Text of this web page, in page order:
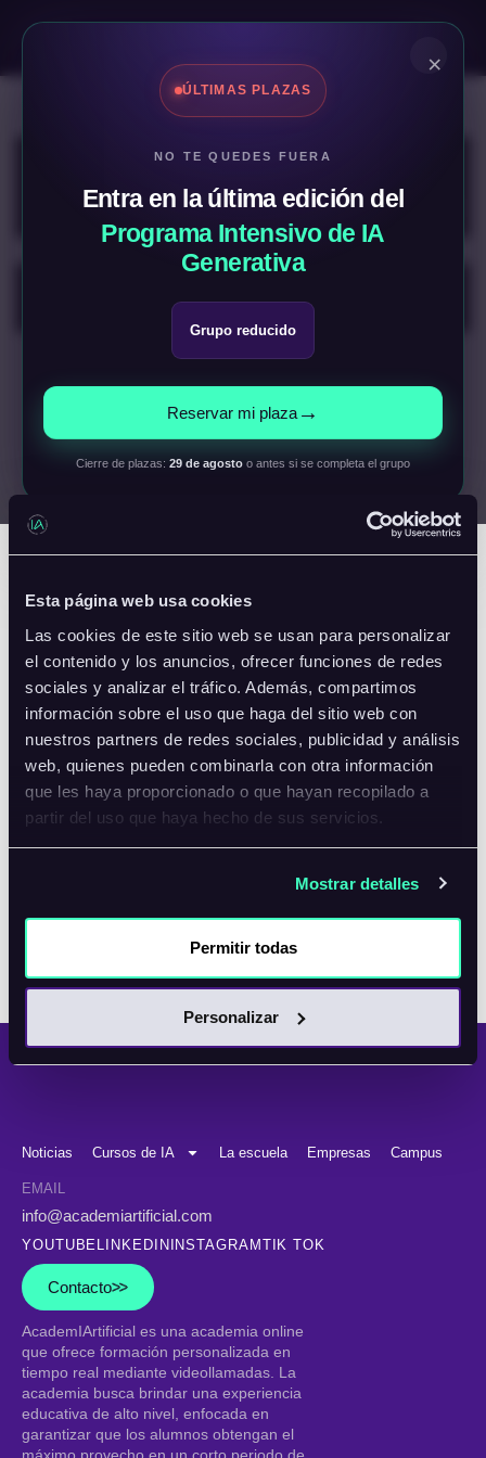
Esta página web usa cookies
Las cookies de este sitio web se usan para personalizar
el contenido y los anuncios, ofrecer funciones de redes
sociales y analizar el tráfico. Además, compartimos
información sobre el uso que haga del sitio web con
nuestros partners de redes sociales, publicidad y análisis
web, quienes pueden combinarla con otra información
que les haya proporcionado o que hayan recopilado a
partir del uso que haya hecho de sus servicios.
Mostrar detalles
Permitir todas
Personalizar
×
ÚLTIMAS PLAZAS
NO TE QUEDES FUERA
Entra en la última edición del
Programa Intensivo de IA
Generativa
Grupo reducido
Reservar mi plaza→
Cierre de plazas: 29 de agosto o antes si se completa el grupo
DÍAS HORAS MINUTOS SEGUNDOS
Introducción al curso, conceptos y
fundamentos de la IA (4)
Stefany Correa
January 28, 2026 @7:00 pm
Categoría:
Edición 4
Duración:
2 hours 0 minutes
Current Timezone:
: La cuenta atrás del tiempo se
muestra en base a tu zona horaria local.
Noticias Cursos de IA La escuela Empresas Campus
EMAIL
info@academiartificial.com
YOUTUBE LINKEDIN INSTAGRAM TIK TOK
Contacto
AcademIArtificial es una academia online
que ofrece formación personalizada en
tiempo real mediante videollamadas. La
academia busca brindar una experiencia
educativa de alto nivel, enfocada en
garantizar que los alumnos obtengan el